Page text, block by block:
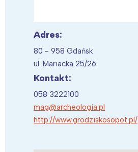
Adres:
80 - 958 Gdańsk
ul. Mariacka 25/26
Kontakt:
058 3222100
mag@archeologia.pl
http://www.grodziskosopot.pl/